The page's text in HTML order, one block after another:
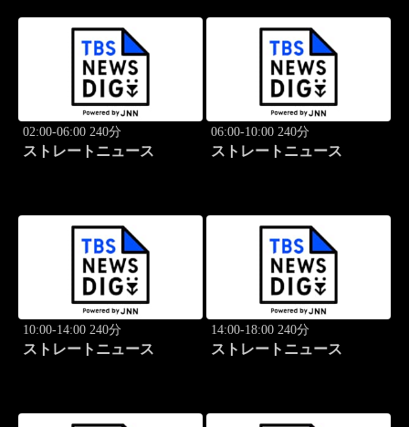
02:00-06:00 240分
ストレートニュース
06:00-10:00 240分
ストレートニュース
10:00-14:00 240分
ストレートニュース
14:00-18:00 240分
ストレートニュース